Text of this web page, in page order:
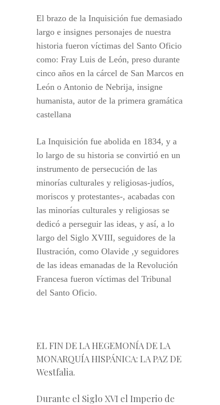
El brazo de la Inquisición fue demasiado
largo e insignes personajes de nuestra
historia fueron víctimas del Santo Oficio
como: Fray Luis de León, preso durante
cinco años en la cárcel de San Marcos en
León o Antonio de Nebrija, insigne
humanista, autor de la primera gramática
castellana
La Inquisición fue abolida en 1834, y a
lo largo de su historia se convirtió en un
instrumento de persecución de las
minorías culturales y religiosas-judíos,
moriscos y protestantes-, acabadas con
las minorías culturales y religiosas se
dedicó a perseguir las ideas, y así, a lo
largo del Siglo XVIII, seguidores de la
Ilustración, como Olavide ,y seguidores
de las ideas emanadas de la Revolución
Francesa fueron víctimas del Tribunal
del Santo Oficio.
EL FIN DE LA HEGEMONÍA DE LA
MONARQUÍA HISPÁNICA: LA PAZ DE
Westfalia.
Durante el Siglo XVI el Imperio de